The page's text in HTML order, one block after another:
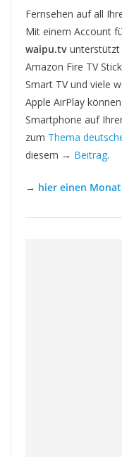
Fernsehen auf all
Mit einem Account
waipu.tv unterstützt
Amazon Fire TV
Smart TV und viele
Apple AirPlay
Smartphone auf
zum Thema
diesem → Beitrag.
→ hier einen